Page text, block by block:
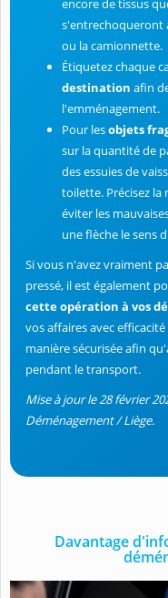
encore de tissus
s'entrechoqueront
ou la camionnette.
Étiquetez chaque
destination afin
l'emménagement.
Pour lesobjets
sur la quantité de
des essuies de
toilette. Précisez
éviter les
une flèche le sens
Si vous n'avez vraiment
pressé, il est également
cette opération à vos
vos affaires avec
manière sécurisée afin
pendant le transport.
Mise à jour le 28 février
Déménagement / Liège.
Davantage